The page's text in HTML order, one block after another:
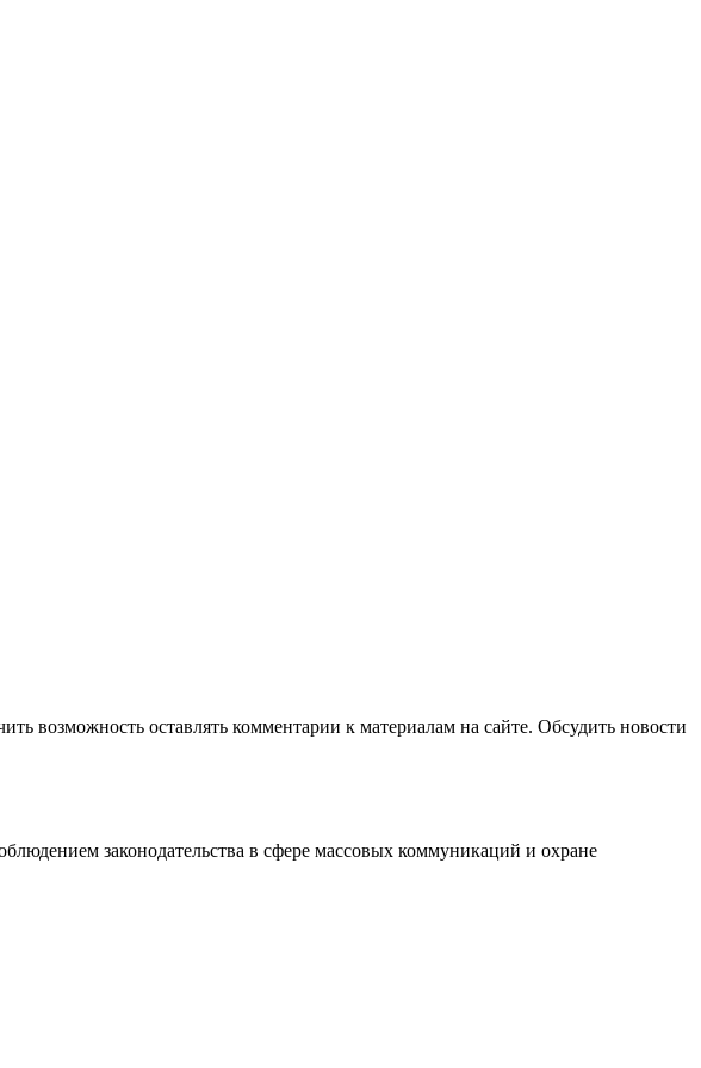
оставлять комментарии к материалам на сайте. Обсудить новости
законодательства в сфере массовых коммуникаций и охране